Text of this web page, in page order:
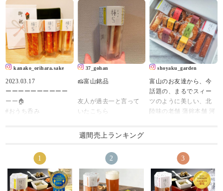
可愛らしいスティック
タイプのチーズかまぼ
こを発見！
てことで早速お取り寄
せ。
かまぼこ専門店「河内
屋」さんが開発したス
ーズ「棒S（ボウズ）」
たっぷり濃厚なチーズ
がサンドされた
♡
というか練り物とチー
ズの組み合わせって間
違いないやつ。
可愛らしい六角形をし
#チーズステック
#アサヒ生ビール#黒生#
asahi#棒s#棒s元祖ステ
ィックチーズ #鮨蒲本舗
河内屋 #頂き物#練り製
品#暮らしのコト#暮ら
こんばんは😃🌃
今夜は #スティックチ
ーズかまぼこ
#棒sボウズ 片手に乾
杯～🍺♪
軽 なおつまみ❣️
噛んだ時にチーズのと
ろっと感が
お酒も進みます🤭
#ビール進む #チーズ
がとろ
#北陸のお土産ロングセ
kanako_orihara.sake
2023.03.17
ーーーーーーーーーー
ーー🏠
#おうち呑み
私事ですが本日#mybirth
day です。
（↑昔こんな名前の雑誌
あったな‼︎）
37_gohan
🧀富山銘品
友人が過去一と言って
いたこちら
った
#元祖スティックチーズ
#富山
shoyaku_garden
富山のお友達から、今
話題の、まるでスィー
ツのように美しい、北
陸味の老舗 蒲鉾本舗 河
をいただきました😊
開けた瞬間、あまりの
週間売上ランキング